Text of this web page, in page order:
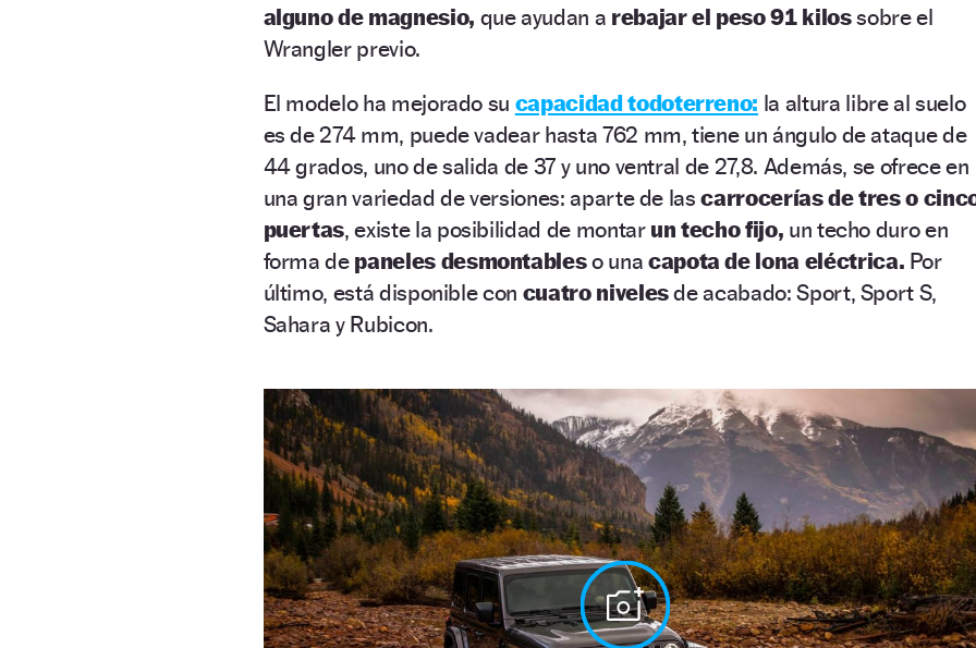
alguno de magnesio, que ayudan a rebajar el peso 91 kilossobre el
Wrangler previo.
El modelo ha mejorado su capacidad todoterreno: la altura libre al suelo
es de 274 mm, puede vadear hasta 762 mm, tiene un ángulo de ataque de
44 grados, uno de salida de 37 y uno ventral de 27,8. Además, se ofrece en
una gran variedad de versiones: aparte de lascarrocerías de tres o
puertas, existe la posibilidad de montar un techo fijo, un techo duro en
forma de paneles desmontableso una capota de lona eléctrica. Por
último, está disponible con cuatro nivelesde acabado: Sport, Sport S,
Sahara y Rubicon.